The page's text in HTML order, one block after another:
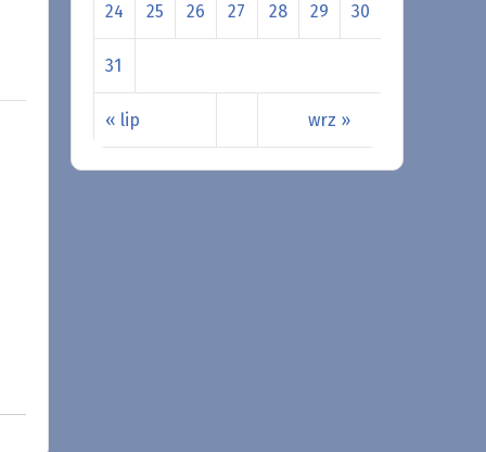
« lip wrz »
24 25 26 27 28 29 30
31